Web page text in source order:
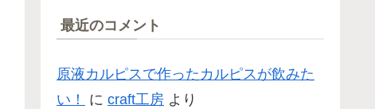
最近のコメント
原液カルピスで作ったカルピスが飲みた
い！
に craft工房 より